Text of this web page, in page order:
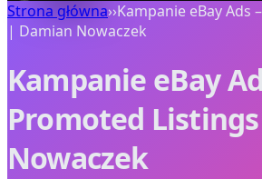
Strona główna››Kampanie eBay Ads
| Damian Nowaczek
Kampanie eBay
Promoted
Nowaczek